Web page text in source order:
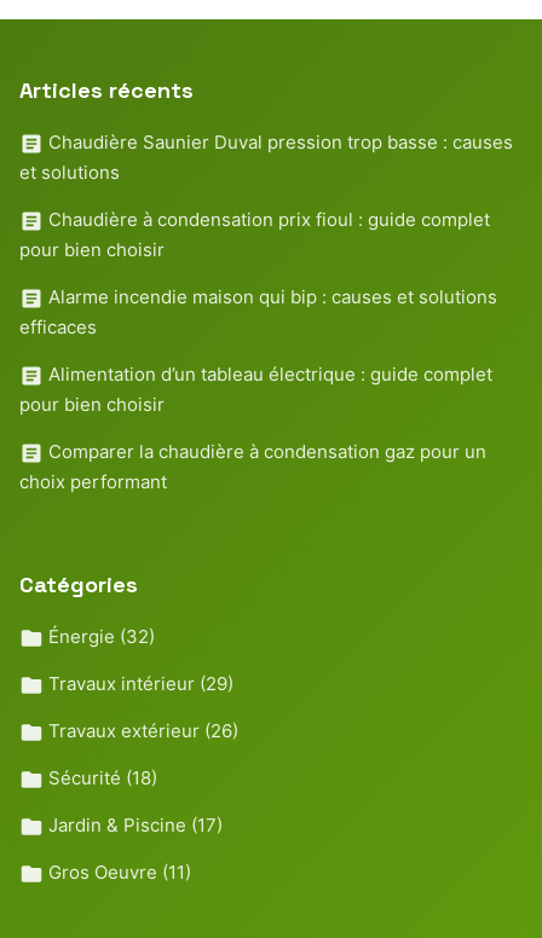
Articles récents
Chaudière Saunier Duval pression trop basse : causes
et solutions
Chaudière à condensation prix fioul : guide complet
pour bien choisir
Alarme incendie maison qui bip : causes et solutions
efficaces
Alimentation d’un tableau électrique : guide complet
pour bien choisir
Comparer la chaudière à condensation gaz pour un
choix performant
Catégories
Énergie (32)
Travaux intérieur (29)
Travaux extérieur (26)
Sécurité (18)
Jardin & Piscine (17)
Gros Oeuvre (11)